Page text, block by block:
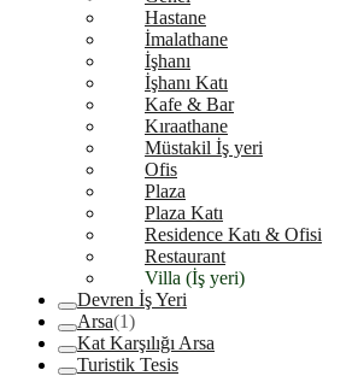
Hastane
İmalathane
İşhanı
İşhanı Katı
Kafe & Bar
Kıraathane
Müstakil İş yeri
Ofis
Plaza
Plaza Katı
Residence Katı & Ofisi
Restaurant
Villa (İş yeri)
Devren İş Yeri
Arsa(1)
Kat Karşılığı Arsa
Turistik Tesis